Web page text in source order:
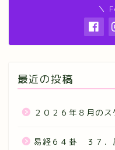
＼
最近の投稿
２０２６年８月の
易経６４卦 ３７．